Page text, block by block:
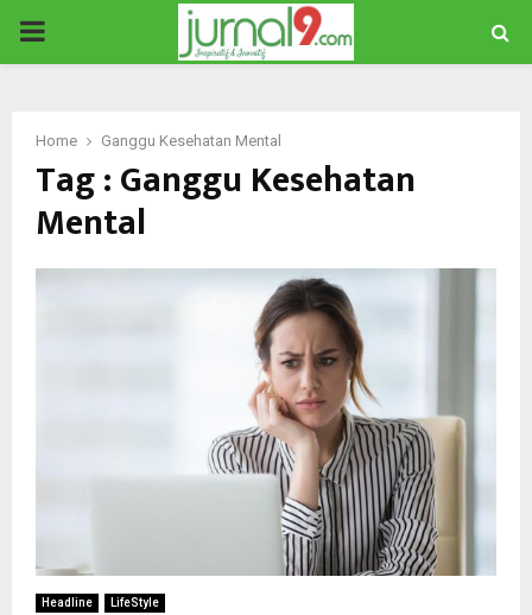
PRIMARY
Home Ganggu Kesehatan Mental
Tag : Ganggu Kesehatan
Mental
Headline LifeStyle